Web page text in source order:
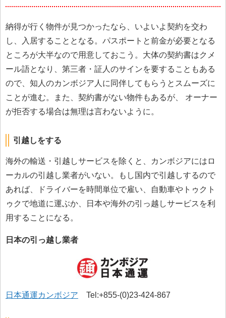
納得が行く物件が見つかったなら、いよいよ契約を交わ
し、入居することとなる。パスポートと前金が必要となる
ところが大半なので用意しておこう。大体の契約書はクメ
ール語となり、第三者・証人のサインを要することもある
ので、知人のカンボジア人に同伴してもらうとスムーズに
ことが進む。また、契約書がない物件もあるが、 オーナー
が拒否する場合は無理は言わないように。
引越しをする
海外の輸送・引越しサービスを除くと、カンボジアにはロ
ーカルの引越し業者がいない。もし国内で引越しするので
あれば、ドライバーを時間単位で雇い、自動車やトゥクト
ゥクで地道に運ぶか、日本や海外の引っ越しサービスを利
用することになる。
日本の引っ越し業者
日本通運カンボジア Tel:+855-(0)23-424-867